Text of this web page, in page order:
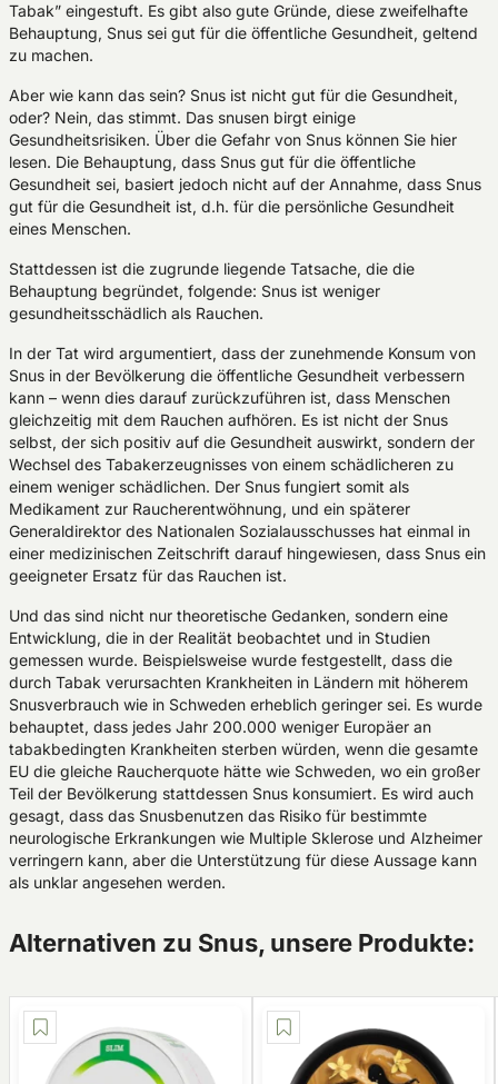
Tabak” eingestuft. Es gibt also gute Gründe, diese zweifelhafte
Behauptung, Snus sei gut für die öffentliche Gesundheit, geltend
zu machen.
Aber wie kann das sein? Snus ist nicht gut für die Gesundheit,
oder? Nein, das stimmt. Das snusen birgt einige
Gesundheitsrisiken. Über die Gefahr von Snus können Sie hier
lesen. Die Behauptung, dass Snus gut für die öffentliche
Gesundheit sei, basiert jedoch nicht auf der Annahme, dass Snus
gut für die Gesundheit ist, d.h. für die persönliche Gesundheit
eines Menschen.
Stattdessen ist die zugrunde liegende Tatsache, die die
Behauptung begründet, folgende: Snus ist weniger
gesundheitsschädlich als Rauchen.
In der Tat wird argumentiert, dass der zunehmende Konsum von
Snus in der Bevölkerung die öffentliche Gesundheit verbessern
kann – wenn dies darauf zurückzuführen ist, dass Menschen
gleichzeitig mit dem Rauchen aufhören. Es ist nicht der Snus
selbst, der sich positiv auf die Gesundheit auswirkt, sondern der
Wechsel des Tabakerzeugnisses von einem schädlicheren zu
einem weniger schädlichen. Der Snus fungiert somit als
Medikament zur Raucherentwöhnung, und ein späterer
Generaldirektor des Nationalen Sozialausschusses hat einmal in
einer medizinischen Zeitschrift darauf hingewiesen, dass Snus ein
geeigneter Ersatz für das Rauchen ist.
Und das sind nicht nur theoretische Gedanken, sondern eine
Entwicklung, die in der Realität beobachtet und in Studien
gemessen wurde. Beispielsweise wurde festgestellt, dass die
durch Tabak verursachten Krankheiten in Ländern mit höherem
Snusverbrauch wie in Schweden erheblich geringer sei. Es wurde
behauptet, dass jedes Jahr 200.000 weniger Europäer an
tabakbedingten Krankheiten sterben würden, wenn die gesamte
EU die gleiche Raucherquote hätte wie Schweden, wo ein großer
Teil der Bevölkerung stattdessen Snus konsumiert. Es wird auch
gesagt, dass das Snusbenutzen das Risiko für bestimmte
neurologische Erkrankungen wie Multiple Sklerose und Alzheimer
verringern kann, aber die Unterstützung für diese Aussage kann
als unklar angesehen werden.
Alternativen zu Snus, unsere Produkte: